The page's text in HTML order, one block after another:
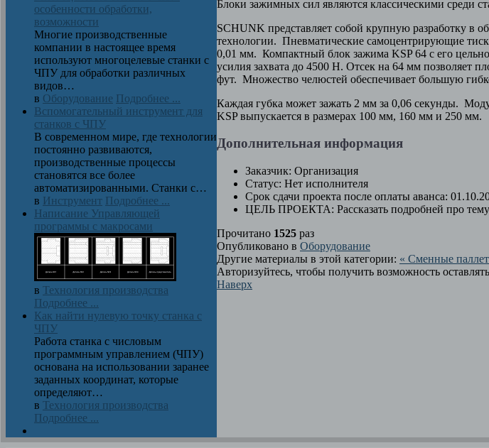
Блоки зажимных сил являются классическими среди
SCHUNK представляет собой крупную разработку
технологии. Пневматические самоцентрирующие
0,01 мм. Компактный блок зажима KSP 64 с его
усилия захвата до 4500 Н. Отсек на 64 мм позволяет
фут. Множество челюстей обеспечивает большую
Каждая губка может зажать 2 мм за 0,06 секунды.
KSP выпускается в размерах 100 мм, 160 мм и 250 мм.
Дополнительная информация
Заказчик: Организация
Статус: Нет исполнителя
Срок сдачи проекта после оплаты аванса:
ЦЕЛЬ ПРОЕКТА: Рассказать подробней про
Прочитано 1525 раз
Опубликовано в Оборудование
Другие материалы в этой категории: « Сменные
Авторизуйтесь, чтобы получить возможность
Наверх
особенности обработки,
возможности
Многие производственные
компании в настоящее время
используют многоцелевые станки с
ЧПУ для обработки различных
видов…
в Оборудование Подробнее ...
Вспомогательный инструмент для
станков с ЧПУ
В современном мире, где технологии
постоянно развиваются,
производственные процессы
становятся все более
автоматизированными. Станки с…
в Инструмент Подробнее ...
Написание Управляющей
программы с макросами
в Технология производства
Подробнее ...
Как найти нулевую точку станка с
ЧПУ
Работа станка с числовым
программным управлением (ЧПУ)
основана на использовании заранее
заданных координат, которые
определяют…
в Технология производства
Подробнее ...